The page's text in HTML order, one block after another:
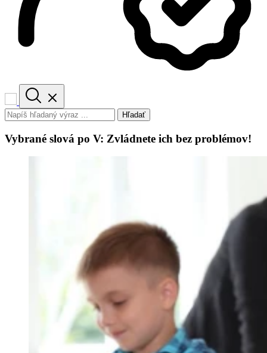
Hľadať
Vybrané slová po V: Zvládnete ich bez problémov!